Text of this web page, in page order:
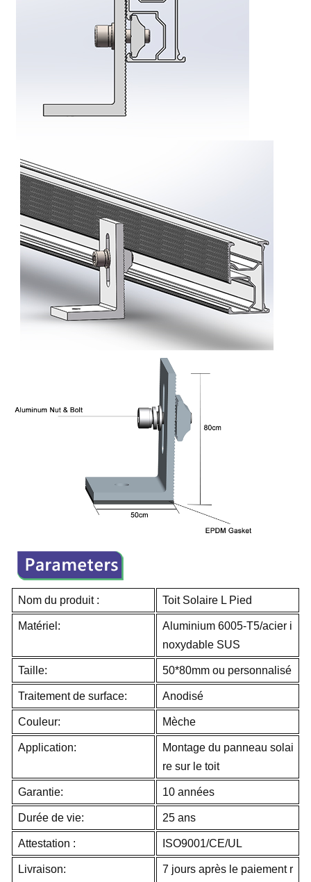
Nom du produit : Toit Solaire L Pied
Matériel:
Aluminium 6005-T5/acier i
noxydable SUS
Taille: 50*80mm ou personnalisé
Traitement de surface: Anodisé
Couleur: Mèche
Application:
Montage du panneau solai
re sur le toit
Garantie: 10 années
Durée de vie: 25 ans
Attestation : ISO9001/CE/UL
Livraison: 7 jours après le paiement r